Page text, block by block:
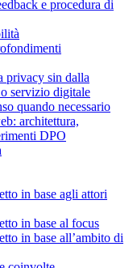
e procedura di
privacy sin dalla
servizio digitale
quando necessario
architettura,
DPO
in base agli attori
in base al focus
in base all’ambito di